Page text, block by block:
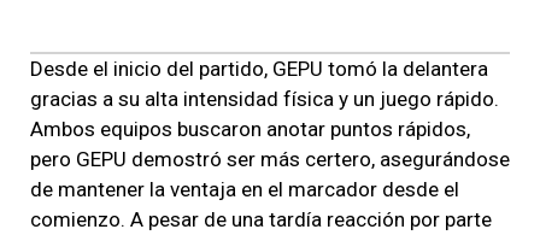
Desde el inicio del partido, GEPU tomó la delantera
gracias a su alta intensidad física y un juego rápido.
Ambos equipos buscaron anotar puntos rápidos,
pero GEPU demostró ser más certero, asegurándose
de mantener la ventaja en el marcador desde el
comienzo. A pesar de una tardía reacción por parte